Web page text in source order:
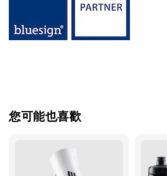
您可能也喜歡